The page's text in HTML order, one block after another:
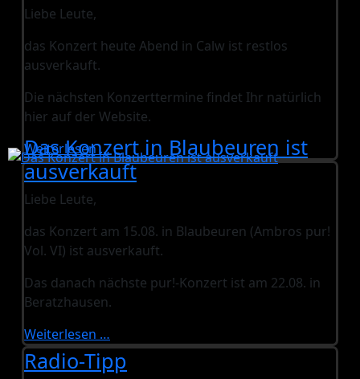
Liebe Leute,
das Konzert heute Abend in Calw ist restlos
ausverkauft.
Die nächsten Konzerttermine findet Ihr natürlich
hier auf der Website.
Weiterlesen …
Das Konzert in Blaubeuren ist
ausverkauft
Liebe Leute,
das Konzert am 15.08. in Blaubeuren (Ambros pur!
Vol. VI) ist ausverkauft.
Das danach nächste pur!-Konzert ist am 22.08. in
Beratzhausen.
Weiterlesen …
Radio-Tipp